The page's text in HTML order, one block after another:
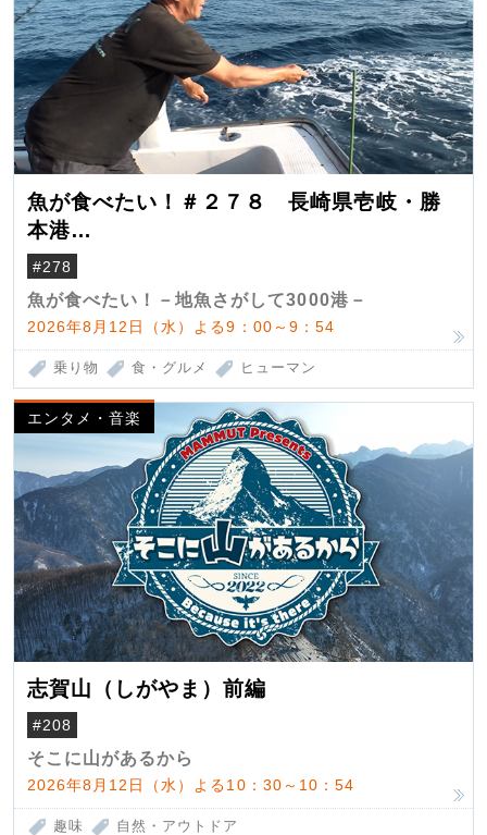
魚が食べたい！＃２７８ 長崎県壱岐・勝
本港
（クロマグロ）
#278
魚が食べたい！－地魚さがして3000港－
2026年8月12日（水）よる9：00～9：54
乗り物 食・グルメ ヒューマン
エンタメ・音楽
志賀山（しがやま）前編
#208
そこに山があるから
2026年8月12日（水）よる10：30～10：54
趣味 自然・アウトドア